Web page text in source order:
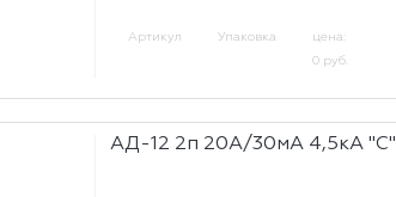
Артикул Упаковка
цена:
0 руб.
АД-12 2п 20А/30мА 4,5кА "С"